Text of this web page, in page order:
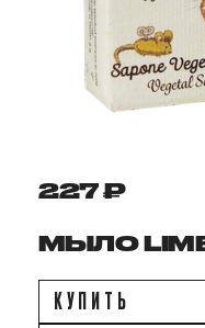
227 ₽
МЫЛО
КУПИТЬ